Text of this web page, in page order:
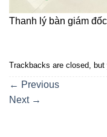
Thanh lý bàn giám
Trackbacks are closed, but
← Previous
Next →